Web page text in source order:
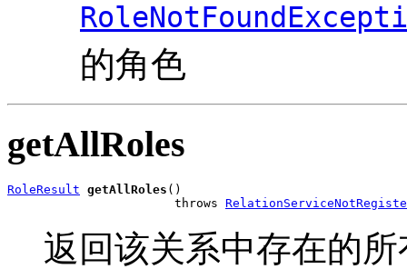
的角色
getAllRoles
RoleResult getAllRoles ()
                       throws
返回该关系中存在的